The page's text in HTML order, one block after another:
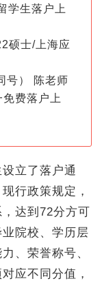
学生落户上
硕士/上海应
号） 陈老师
费落户上
立了落户通
行政策规定，
达到72分方可
院校、学历层
、荣誉称号、
应不同分值，